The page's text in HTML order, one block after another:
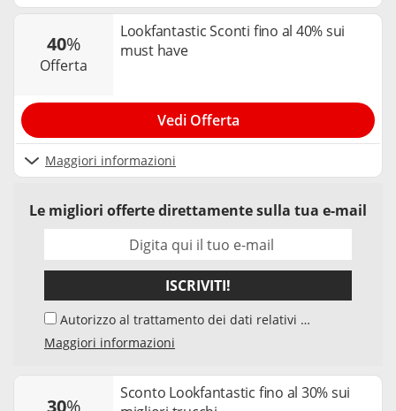
40%
offerta
Lookfantastic Sconti fino al 40% sui
must have
Maggiori informazioni
Vedi Offerta
Le migliori offerte direttamente sulla tua e-mail
ISCRIVITI!
mio indirizzo e-mail da parte di Samwise
Media GmbH, Starstraße 2, D - 22305
dati, per l'invio della newsletter sui temi
"Codici Sconto" e "Offerte". Accetto che,
Maggiori informazioni
30%
Sconto Lookfantastic fino al 30% sui